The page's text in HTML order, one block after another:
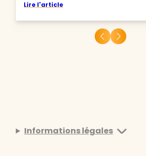
Lire l'article
Informations légales